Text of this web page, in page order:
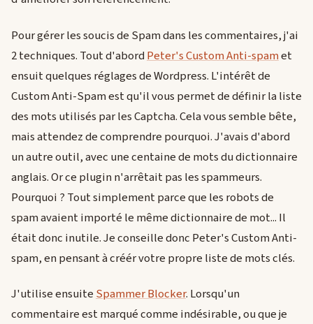
Pour gérer les soucis de Spam dans les commentaires, j'ai
2 techniques. Tout d'abordPeter's Custom Anti-spamet
ensuit quelques réglages de Wordpress. L'intérêt de
Custom Anti-Spam est qu'il vous permet de définir la liste
des mots utilisés par les Captcha. Cela vous semble bête,
mais attendez de comprendre pourquoi. J'avais d'abord
un autre outil, avec une centaine de mots du dictionnaire
anglais. Or ce plugin n'arrêtait pas les spammeurs.
Pourquoi ? Tout simplement parce que les robots de
spam avaient importé le même dictionnaire de mot... Il
était donc inutile. Je conseille donc Peter's Custom Anti-
spam, en pensant à créér votre propre liste de mots clés.
J'utilise ensuiteSpammer Blocker. Lorsqu'un
commentaire est marqué comme indésirable, ou que je